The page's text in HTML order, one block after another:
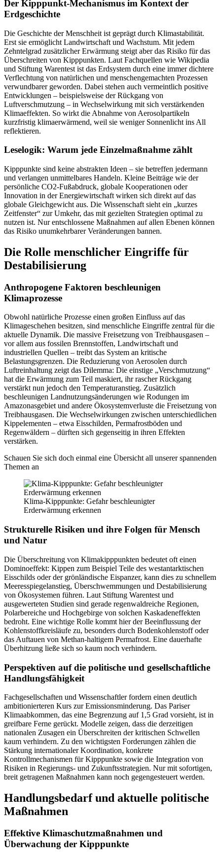
Der Kipppunkt-Mechanismus im Kontext der
Erdgeschichte
Die Geschichte der Menschheit ist geprägt durch Klimastabilität.
Erst sie ermöglicht Landwirtschaft und Wachstum. Mit jedem
Zehntelgrad zusätzlicher Erwärmung steigt aber das Risiko für das
Überschreiten von Kipppunkten. Laut Fachquellen wie Wikipedia
und Stiftung Warentest ist das Erdsystem durch eine immer dichtere
Verflechtung von natürlichen und menschengemachten Prozessen
verwundbarer geworden. Dabei stehen auch vermeintlich positive
Entwicklungen – beispielsweise der Rückgang von
Luftverschmutzung – in Wechselwirkung mit sich verstärkenden
Klimaeffekten. So wirkt die Abnahme von Aerosolpartikeln
kurzfristig klimaerwärmend, weil sie weniger Sonnenlicht ins All
reflektieren.
Leselogik: Warum jede Einzelmaßnahme zählt
Kipppunkte sind keine abstrakten Ideen – sie betreffen jedermann
und verlangen unmittelbares Handeln. Kleine Beiträge wie der
persönliche CO2-Fußabdruck, globale Kooperationen oder
Innovation in der Energiewirtschaft wirken sich direkt auf das
globale Gleichgewicht aus. Die Wissenschaft sieht ein „kurzes
Zeitfenster“ zur Umkehr, das mit gezielten Strategien optimal zu
nutzen ist. Nur entschlossene Maßnahmen auf allen Ebenen können
das Risiko unumkehrbarer Veränderungen bannen.
Die Rolle menschlicher Eingriffe für
Destabilisierung
Anthropogene Faktoren beschleunigen
Klimaprozesse
Obwohl natürliche Prozesse einen großen Einfluss auf das
Klimageschehen besitzen, sind menschliche Eingriffe zentral für die
aktuelle Dynamik. Die massive Freisetzung von Treibhausgasen –
vor allem aus fossilen Brennstoffen, Landwirtschaft und
industriellen Quellen – treibt das System an kritische
Belastungsgrenzen. Die Reduzierung von Aerosolen durch
Luftreinhaltung zeigt das Dilemma: Die einstige „Verschmutzung“
hat die Erwärmung zum Teil maskiert, ihr rascher Rückgang
verstärkt nun jedoch den Temperaturanstieg. Zusätzlich
beschleunigen Landnutzungsänderungen wie Rodungen im
Amazonasgebiet und andere Ökosystemverluste die Freisetzung von
Treibhausgasen. Die Wechselwirkungen zwischen unterschiedlichen
Kippelementen – etwa Eisschilden, Permafrostböden und
Regenwäldern – dürften sich gegenseitig in ihren Effekten
verstärken.
Schauen Sie sich doch einmal eine Übersicht all unserer spannenden
Themen an
Klima-Kipppunkte: Gefahr beschleunigter
Erderwärmung erkennen
Strukturelle Risiken und ihre Folgen für Mensch
und Natur
Die Überschreitung von Klimakipppunkten bedeutet oft einen
Dominoeffekt: Kippen zum Beispiel Teile des westantarktischen
Eisschilds oder der grönländische Eispanzer, kann dies zu schnellem
Meeresspiegelanstieg, Überschwemmungen und Destabilisierung
von Ökosystemen führen. Laut Stiftung Warentest und
ausgewerteten Studien sind gerade regenwaldreiche Regionen,
Polarbereiche und Hochgebirge von solchen Kaskadeneffekten
bedroht. Eine wichtige Rolle kommt hier der Beeinflussung der
Kohlenstoffkreisläufe zu, besonders durch Bodenkohlenstoff oder
das Auftauen von Methan-haltigem Permafrost. Eine dauerhafte
Überhitzung ließe sich so kaum noch verhindern.
Perspektiven auf die politische und gesellschaftliche
Handlungsfähigkeit
Fachgesellschaften und Wissenschaftler fordern einen deutlich
ambitionierteren Kurs zur Emissionsminderung. Das Pariser
Klimaabkommen, das eine Begrenzung auf 1,5 Grad vorsieht, ist in
greifbare Ferne gerückt. Modelle zeigen, dass die derzeitigen
nationalen Zusagen ein Überschreiten der kritischen Schwellen
kaum verhindern. Zu den wichtigsten Forderungen zählen die
Stärkung internationaler Koordination, konkrete
Kontrollmechanismen für Kipppunkte sowie die Integration von
Risiken in Regierungs- und Zukunftsstrategien. Nur mit sofortigen,
breit getragenen Maßnahmen kann noch gegengesteuert werden.
Handlungsbedarf und aktuelle politische
Maßnahmen
Effektive Klimaschutzmaßnahmen und
Überwachung der Kipppunkte